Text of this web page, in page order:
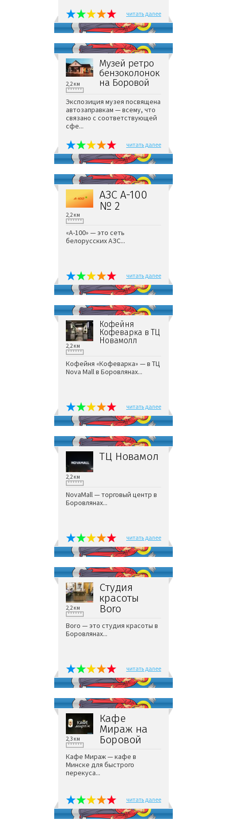
читать далее
Музей ретро
бензоколонок
на Боровой
2,2 км
Экспозиция музея посвящена
автозаправкам — всему, что
связано с соответствующей
сфе...
читать далее
АЗС А-100
№ 2
2,2 км
«А-100» — это сеть
белорусских АЗС...
читать далее
Кофейня
Кофеварка в ТЦ
Новамолл
2,2 км
Кофейня «Кофеварка» — в ТЦ
Nova Mall в Боровлянах...
читать далее
ТЦ Новамол
2,2 км
NovaMall — торговый центр в
Боровлянах...
читать далее
Студия
красоты
Boro
2,2 км
Boro — это студия красоты в
Боровлянах...
читать далее
Кафе
Мираж на
Боровой
2,3 км
Кафе Мираж — кафе в
Минске для быстрого
перекуса...
читать далее